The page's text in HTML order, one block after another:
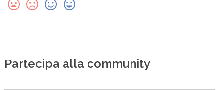
Partecipa alla community